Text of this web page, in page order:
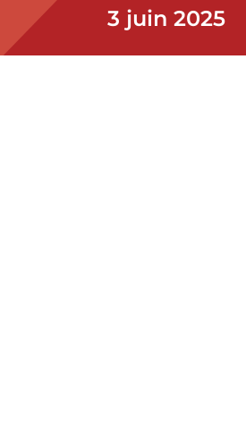
3 juin 2025